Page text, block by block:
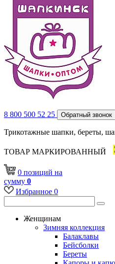
8 800 500 52 25 Обратный звонок
Трикотажные шапки, береты,
ТОВАР МАРКИРОВАННЫЙ
0 позиций на
сумму 0
Избранное 0
Женщинам
Зимняя коллекция
Балаклавы
Бейсболки
Береты